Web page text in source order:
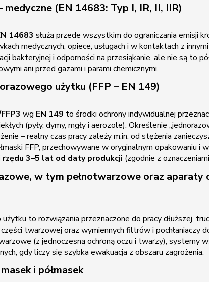
(EN 14683: Typ I, IR, II, IIR)
14683 służą przede wszystkim do ograniczania emisji
medycznych, opiece, usługach i w kontaktach z
bakteryjnej i odporności na przesiąkanie, ale nie są to
ani przed gazami i parami chemicznymi.
użytku (FFP – EN 149)
wg EN 149 to środki ochrony indywidualnej
(pyły, dymy, mgły i aerozole). Określenie
– realny czas pracy zależy m.in. od stężenia
FFP, przechowywane w oryginalnym opakowaniu i
3–5 lat od daty produkcji (zgodnie z
w tym pełnotwarzowe oraz
to rozwiązania przeznaczone do pracy dłuższej,
twarzowej oraz wymiennych filtrów i pochłaniaczy
(z jednoczesną ochroną oczu i twarzy), systemy
gdy liczy się szybka ewakuacja z obszaru zagrożenia.
i półmasek